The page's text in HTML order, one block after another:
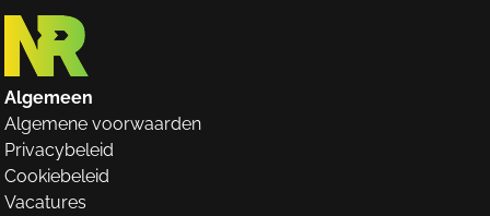
Algemeen
Algemene voorwaarden
Privacybeleid
Cookiebeleid
Vacatures